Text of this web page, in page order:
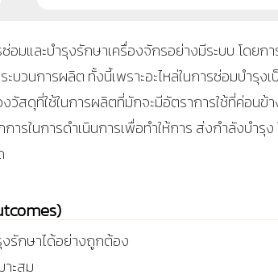
และบำรุงรักษาเครื่องจักรอย่างมีระบบ โดยก
บวนการผลิต ทั้งนี้เพราะอะไหล่ในการซ่อมบำรุ
ดุที่ใช้ในการผลิตที่มักจะมีอัตราการใช้ที่ค่อนข้า
รในการดำเนินการเพื่อทำให้การ ส่งกำลังบำรุ
รักษาได้อย่างถูกต้อง
ะสม